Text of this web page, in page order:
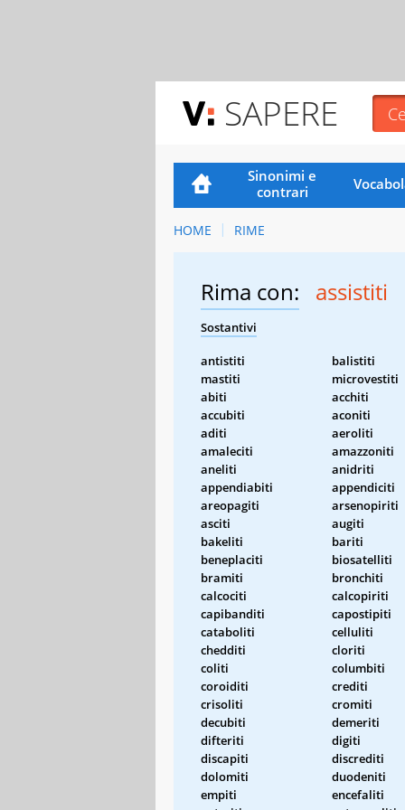
SAPERE
Sinonimi e
contrari
HOME RIME
Rima con: assistiti
Sostantivi
antistiti balistiti
mastiti
microvestiti
abiti
acchiti
accubiti
aconiti
aditi
aeroliti
amaleciti
amazzoniti
aneliti
anidriti
appendiabiti
appendiciti
areopagiti
arsenopiriti
asciti
augiti
bakeliti
bariti
beneplaciti
biosatelliti
bramiti
bronchiti
calcociti
calcopiriti
capibanditi
capostipiti
cataboliti
celluliti
chedditi
cloriti
coliti
columbiti
coroiditi
crediti
crisoliti
cromiti
decubiti
demeriti
difteriti
digiti
discapiti
discrediti
dolomiti
duodeniti
empiti
encefaliti